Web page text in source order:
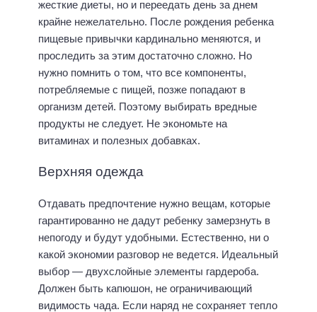
жесткие диеты, но и переедать день за днем
крайне нежелательно. После рождения ребенка
пищевые привычки кардинально меняются, и
проследить за этим достаточно сложно. Но
нужно помнить о том, что все компоненты,
потребляемые с пищей, позже попадают в
организм детей. Поэтому выбирать вредные
продукты не следует. Не экономьте на
витаминах и полезных добавках.
Верхняя одежда
Отдавать предпочтение нужно вещам, которые
гарантированно не дадут ребенку замерзнуть в
непогоду и будут удобными. Естественно, ни о
какой экономии разговор не ведется. Идеальный
выбор — двухслойные элементы гардероба.
Должен быть капюшон, не ограничивающий
видимость чада. Если наряд не сохраняет тепло